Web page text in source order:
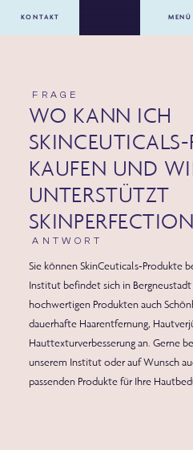
MENÜ
KONTAKT
FRAGE
WO KANN ICH
KAUFEN UND
UNTERSTÜTZT
ANTWORT
Sie können SkinCeuticals-Produkte
Institut befindet sich in
hochwertigen Produkten auch
dauerhafte Haarentfernung,
Hauttexturverbesserung an. Gerne
unserem Institut oder auf Wunsch
passenden Produkte für Ihre